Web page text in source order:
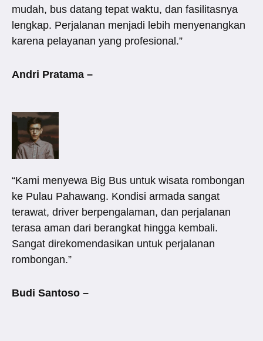
mudah, bus datang tepat waktu, dan fasilitasnya
lengkap. Perjalanan menjadi lebih menyenangkan
karena pelayanan yang profesional.”
Andri Pratama –
“Kami menyewa Big Bus untuk wisata rombongan
ke Pulau Pahawang. Kondisi armada sangat
terawat, driver berpengalaman, dan perjalanan
terasa aman dari berangkat hingga kembali.
Sangat direkomendasikan untuk perjalanan
rombongan.”
Budi Santoso –